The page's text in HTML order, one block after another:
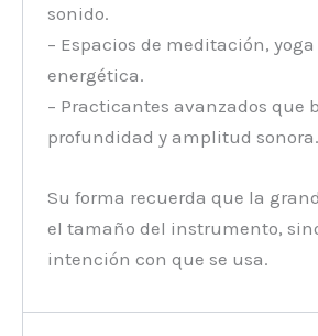
sonido.
– Espacios de meditación,
energética.
– Practicantes avanzados que
profundidad y amplitud sonora.
Su forma recuerda que la
el tamaño del instrumento,
intención con que se usa.